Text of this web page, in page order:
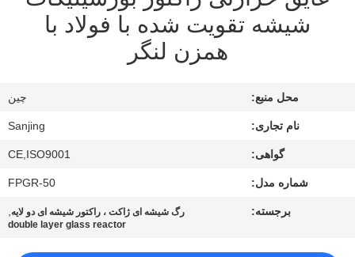
PRIVACY
POLICY
شیشه تقویت شده با فولاد با
همزن لنگر
محل منبع: چين
نام تجاری: Sanjing
گواهی: CE,ISO9001
شماره مدل: FPGR-50
برجسته: رگ شیشه ای ژاکت ، راکتور شیشه ای دو لایه,
double layer glass reactor